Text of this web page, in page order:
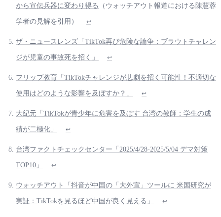
から宣伝兵器に変わり得る
（ウォッチアウト報道における陳慧蓉
学者の見解を引用） ↩
ザ・ニュースレンズ「TikTok再び危険な論争：ブラウトチャレン
ジが児童の事故死を招く」 ↩
フリップ教育「TikTokチャレンジが悲劇を招く可能性！不適切な
使用はどのような影響を及ぼすか？」 ↩
大紀元「TikTokが青少年に危害を及ぼす 台湾の教師：学生の成
績が二極化」 ↩
台湾ファクトチェックセンター「2025/4/28-2025/5/04 デマ対策
TOP10」 ↩
ウォッチアウト「抖音が中国の「大外宣」ツールに 米国研究が
実証：TikTokを見るほど中国が良く見える」 ↩